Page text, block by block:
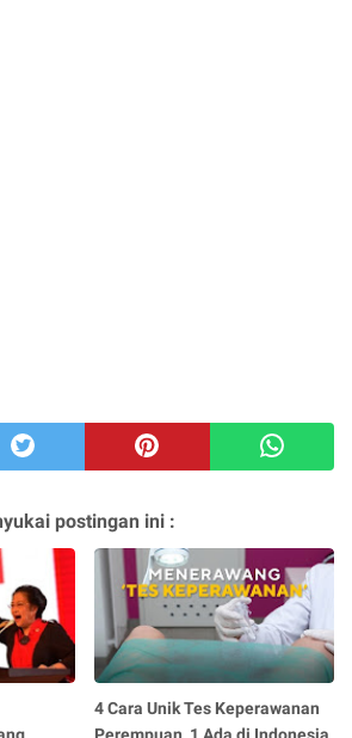
postingan ini :
4 Cara Unik Tes Keperawanan